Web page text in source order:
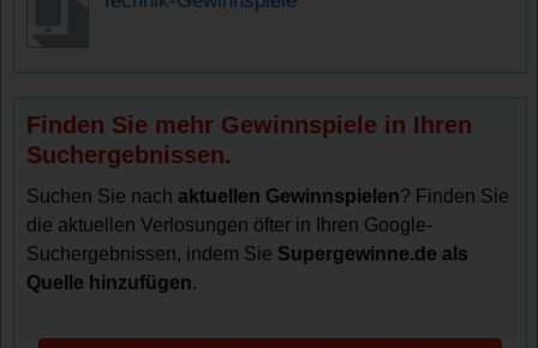
Finden Sie mehr Gewinnspiele in Ihren
Suchergebnissen.
Suchen Sie nachaktuellen Gewinnspielen? Finden Sie
die aktuellen Verlosungen öfter in Ihren Google-
Suchergebnissen, indem Sie Supergewinne.de als
Quelle hinzufügen.